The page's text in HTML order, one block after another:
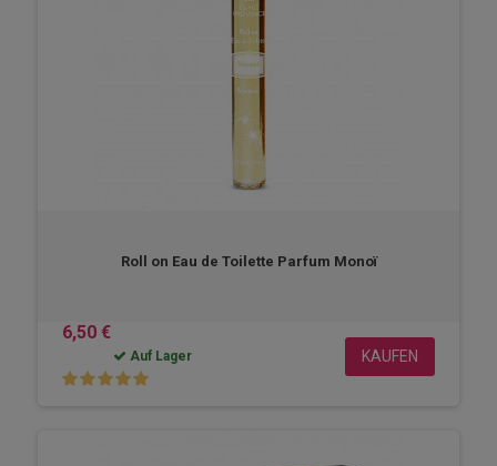
Roll on Eau de Toilette Parfum Monoï
6,50 €
Auf Lager KAUFEN